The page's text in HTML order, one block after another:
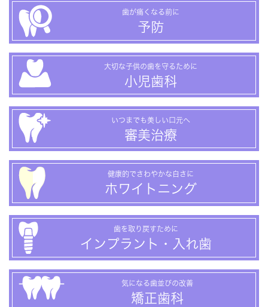
歯が痛くなる前に
予防
大切な子供の歯を守るために
小児歯科
いつまでも美しい口元へ
審美治療
健康的でさわやかな白さに
ホワイトニング
歯を取り戻すために
インプラント・入れ歯
気になる歯並びの改善
矯正歯科